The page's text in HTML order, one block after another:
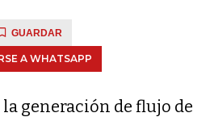
GUARDAR
A WHATSAPP
generación de flujo de